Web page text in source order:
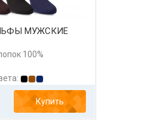
МУЖСКИЕ
100%
Купить